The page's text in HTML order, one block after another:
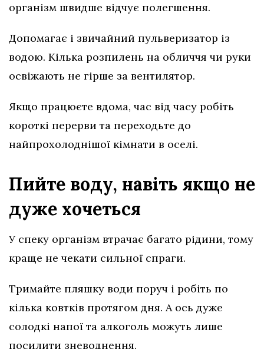
організм швидше відчує полегшення.
Допомагає і звичайний пульверизатор із
водою. Кілька розпилень на обличчя чи руки
освіжають не гірше за вентилятор.
Якщо працюєте вдома, час від часу робіть
короткі перерви та переходьте до
найпрохолоднішої кімнати в оселі.
Пийте воду, навіть якщо не
дуже хочеться
У спеку організм втрачає багато рідини, тому
краще не чекати сильної спраги.
Тримайте пляшку води поруч і робіть по
кілька ковтків протягом дня. А ось дуже
солодкі напої та алкоголь можуть лише
посилити зневоднення.